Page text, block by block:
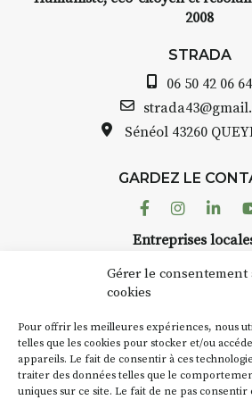
Gérer le consentement
cookies
Pour offrir les meilleures expériences, nous
telles que les cookies pour stocker et/ou
appareils. Le fait de consentir à ces
traiter des données telles que le
uniques sur ce site. Le fait de ne pas
avez ouvert
Bernard
pas une
dans le
caves, les
Fumoir est
d’autres
la Petite Cité
exemple,
Charbon
2008
STRADA
06 50 42 06 64
Sénéol 43260
GARDEZ LE
FacebookInstagram
Entreprises
Suivez toute l'actu de